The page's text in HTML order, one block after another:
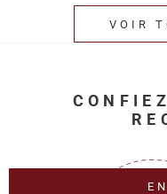
VOIR